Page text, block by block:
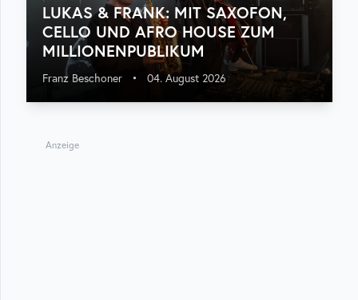
LUKAS & FRANK: MIT SAXOFON,
CELLO UND AFRO HOUSE ZUM
MILLIONENPUBLIKUM
Franz Beschoner • 04. August 2026
Anzeige